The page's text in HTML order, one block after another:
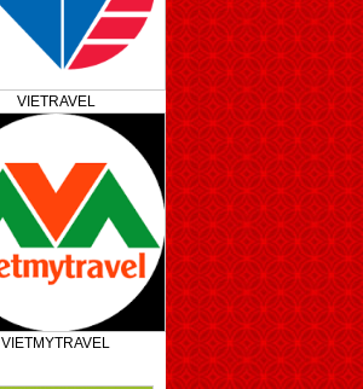
VIETRAVEL
VIETMYTRAVEL